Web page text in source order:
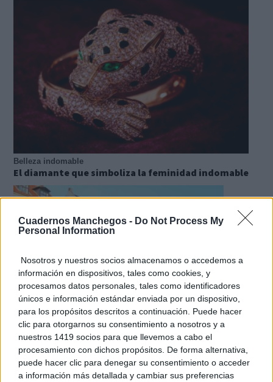
Cuadernos Manchegos - Do Not Process My
Personal Information
Nosotros y nuestros socios almacenamos o accedemos a
información en dispositivos, tales como cookies, y
procesamos datos personales, tales como identificadores
únicos e información estándar enviada por un dispositivo,
para los propósitos descritos a continuación. Puede hacer
clic para otorgarnos su consentimiento a nosotros y a
nuestros 1419 socios para que llevemos a cabo el
procesamiento con dichos propósitos. De forma alternativa,
puede hacer clic para denegar su consentimiento o acceder
a información más detallada y cambiar sus preferencias
Belleza indomable
El diamante que simboliza la feminidad indomable
¿De verdad hacen esto?
Costumbres que rompen todos los esquemas